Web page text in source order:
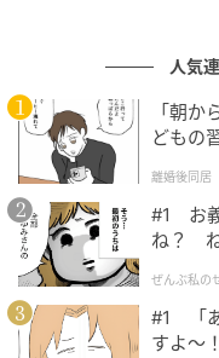
い。楠見は娘との生
る場所が必要。 恋愛
るためのシステムと
が、この作品の斬新
楠見はひとりで育児
は、自分1人で快適
自立しているようで
だったのかもしれな
人気
「朝
どもの
離婚後同居
#1 お
ね？
ぜんぶ私の
#1 「
すよ〜